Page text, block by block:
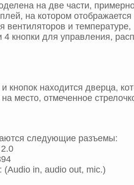
на две части,
на котором
вентиляторов и температуре,
4 кнопки для управления,
кнопок находится дверца,
место, отмеченное
следующие разъемы:
in, audio out, mic.)